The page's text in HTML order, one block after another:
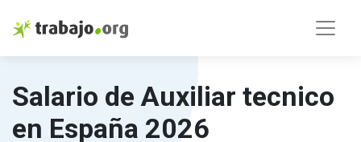
Salario de Auxiliar tecnico
en España 2026